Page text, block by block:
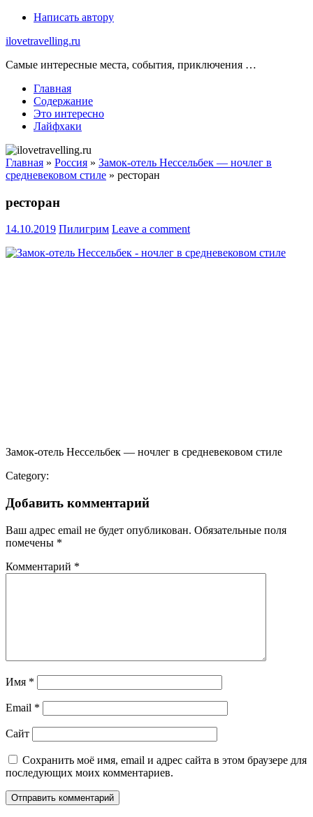
Skip
content
Написать автору
ilovetravelling.ru
Самые интересные места, события, приключения …
Главная
Содержание
Это интересно
Лайфхаки
Главная » Россия » Замок-отель Нессельбек — ночлег в
средневековом стиле » ресторан
ресторан
14.10.2019 Пилигрим Leave a comment
Замок-отель Нессельбек — ночлег в средневековом стиле
Category:
Добавить комментарий
Ваш адрес email не будет опубликован. Обязательные поля
помечены *
Комментарий *
Имя *
Email *
Сайт
Сохранить моё имя, email и адрес сайта в этом браузере для
последующих моих комментариев.